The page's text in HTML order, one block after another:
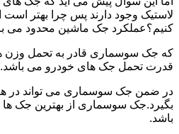
لاستیک وجود دارند پس چرا بهتر
کنیم؟عملکرد جک ماشین محدود می
که جک سوسماری قادر به تحمل وزن
قدرت تحمل جک های خودرو می باشد.
در ضمن جک سوسماری می تواند در
باشد.